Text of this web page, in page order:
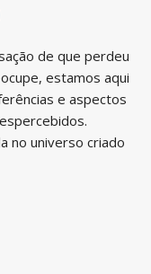
de que perdeu
estamos aqui
e aspectos
no universo criado